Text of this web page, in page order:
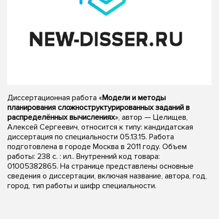
Диссертационная работа «Модели и методы
планирования сложноструктурированных заданий в
распределённых вычислениях», автор — Целищев,
Алексей Сергеевич, относится к типу: кандидатская
диссертация по специальности 05.13.15. Работа
подготовлена в городе Москва в 2011 году. Объем
работы: 238 с. : ил.. Внутренний код товара:
01005382865. На странице представлены основные
сведения о диссертации, включая название, автора, год,
город, тип работы и шифр специальности.